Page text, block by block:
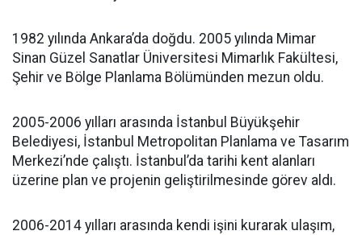
1982 yılında Ankara’da doğdu. 2005 yılında Mimar
Sinan Güzel Sanatlar Üniversitesi Mimarlık Fakültesi,
Şehir ve Bölge Planlama Bölümünden mezun oldu.
2005-2006 yılları arasında İstanbul Büyükşehir
Belediyesi, İstanbul Metropolitan Planlama ve Tasarım
Merkezi’nde çalıştı. İstanbul’da tarihi kent alanları
üzerine plan ve projenin geliştirilmesinde görev aldı.
2006-2014 yılları arasında kendi işini kurarak ulaşım,